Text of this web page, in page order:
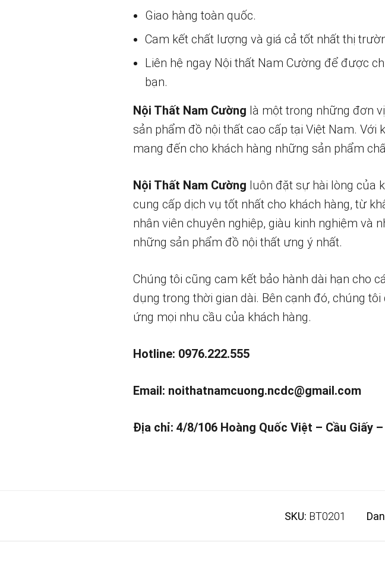
Giao hàng toàn quốc.
Cam kết chất lượng và giá cả tốt nhất thị
Liên hệ ngay Nội thất Nam Cường để được
bạn.
Nội Thất Nam Cường là một trong những đơn
sản phẩm đồ nội thất cao cấp tại Việt Nam.
mang đến cho khách hàng những sản phẩm
Nội Thất Nam Cường luôn đặt sự hài lòng của
cung cấp dịch vụ tốt nhất cho khách hàng, từ
nhân viên chuyên nghiệp, giàu kinh nghiệm và
những sản phẩm đồ nội thất ưng ý nhất.
Chúng tôi cũng cam kết bảo hành dài hạn cho
dụng trong thời gian dài. Bên cạnh đó, chúng
ứng mọi nhu cầu của khách hàng.
Hotline: 0976.222.555
Email: noithatnamcuong.ncdc@gmail.com
Địa chỉ: 4/8/106 Hoàng Quốc Việt – Cầu Giấy
SKU: BT0201